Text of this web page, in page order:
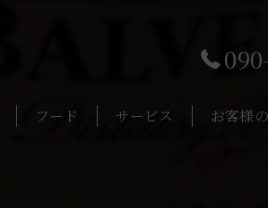
フード サービス お客様